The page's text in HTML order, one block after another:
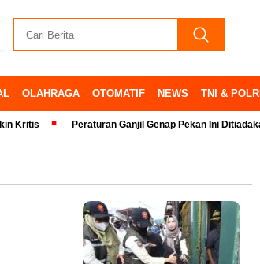
OLAHRAGA OTOMATIF NEWS TNI & POLRI
Peraturan Ganjil Genap Pekan Ini Ditiadakan